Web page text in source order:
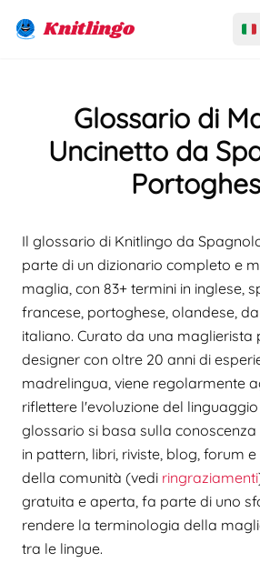
Knitlingo
Glossario di
Uncinetto da
Il glossario di Knitlingo da
parte di un dizionario completo e
maglia, con 83+ termini in inglese,
francese, portoghese, olandese,
italiano. Curato da una maglierista
designer con oltre 20 anni di
madrelingua, viene regolarmente
riflettere l'evoluzione del
glossario si basa sulla
in pattern, libri, riviste, blog, forum
della comunità (vedi ringraziamenti
gratuita e aperta, fa parte di uno
rendere la terminologia della
tra le lingue.